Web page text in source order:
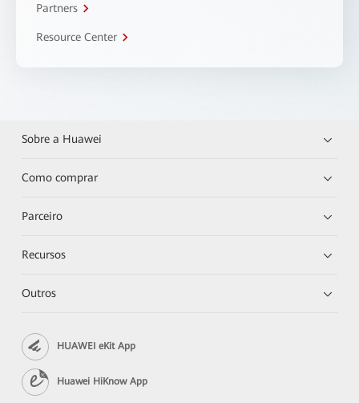
Partners
Resource Center
Sobre a Huawei
Como comprar
Parceiro
Recursos
Outros
HUAWEI eKit App
Huawei HiKnow App